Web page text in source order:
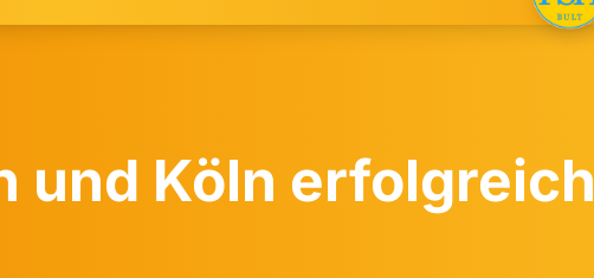
und Köln erfolgreich